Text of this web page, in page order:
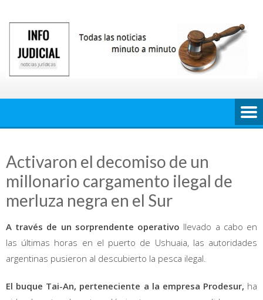
contenido
Activaron el decomiso de un
millonario cargamento ilegal de
merluza negra en el Sur
A través de un sorprendente operativo llevado a cabo en
las últimas horas en el puerto de Ushuaia, las autoridades
argentinas pusieron al descubierto la pesca ilegal.
El buque Tai-An, perteneciente a la empresa Prodesur, ha